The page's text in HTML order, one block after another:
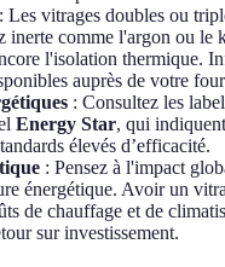
: Les vitrages doubles ou
inerte comme l'argon ou le
l'isolation thermique.
auprès de votre
: Consultez les
Energy Star, qui
élevés d’efficacité.
: Pensez à l'impact
énergétique. Avoir un
de chauffage et de
sur investissement.